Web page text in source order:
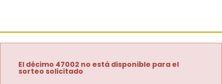
El décimo 47002 no está disponible para el
sorteo solicitado